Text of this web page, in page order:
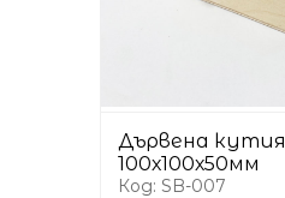
Дървена кутия
100х100х50мм
Код: SB-007